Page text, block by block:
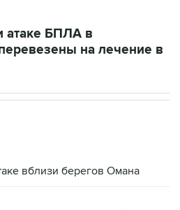
атаке БПЛА в
на лечение в
вблизи берегов Омана